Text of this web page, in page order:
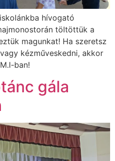
hívogató
töltöttük a
magunkat! Ha szeretsz
kézműveskedni, akkor
ban!
gála